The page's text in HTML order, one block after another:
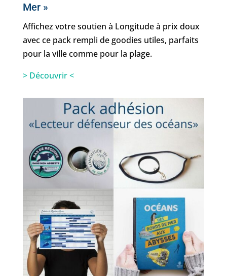
Mer »
Affichez votre soutien à Longitude à prix doux
avec ce pack rempli de goodies utiles, parfaits
pour la ville comme pour la plage.
> Découvrir <